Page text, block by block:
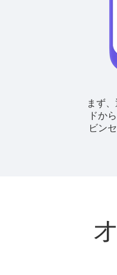
まず
ドか
ビン